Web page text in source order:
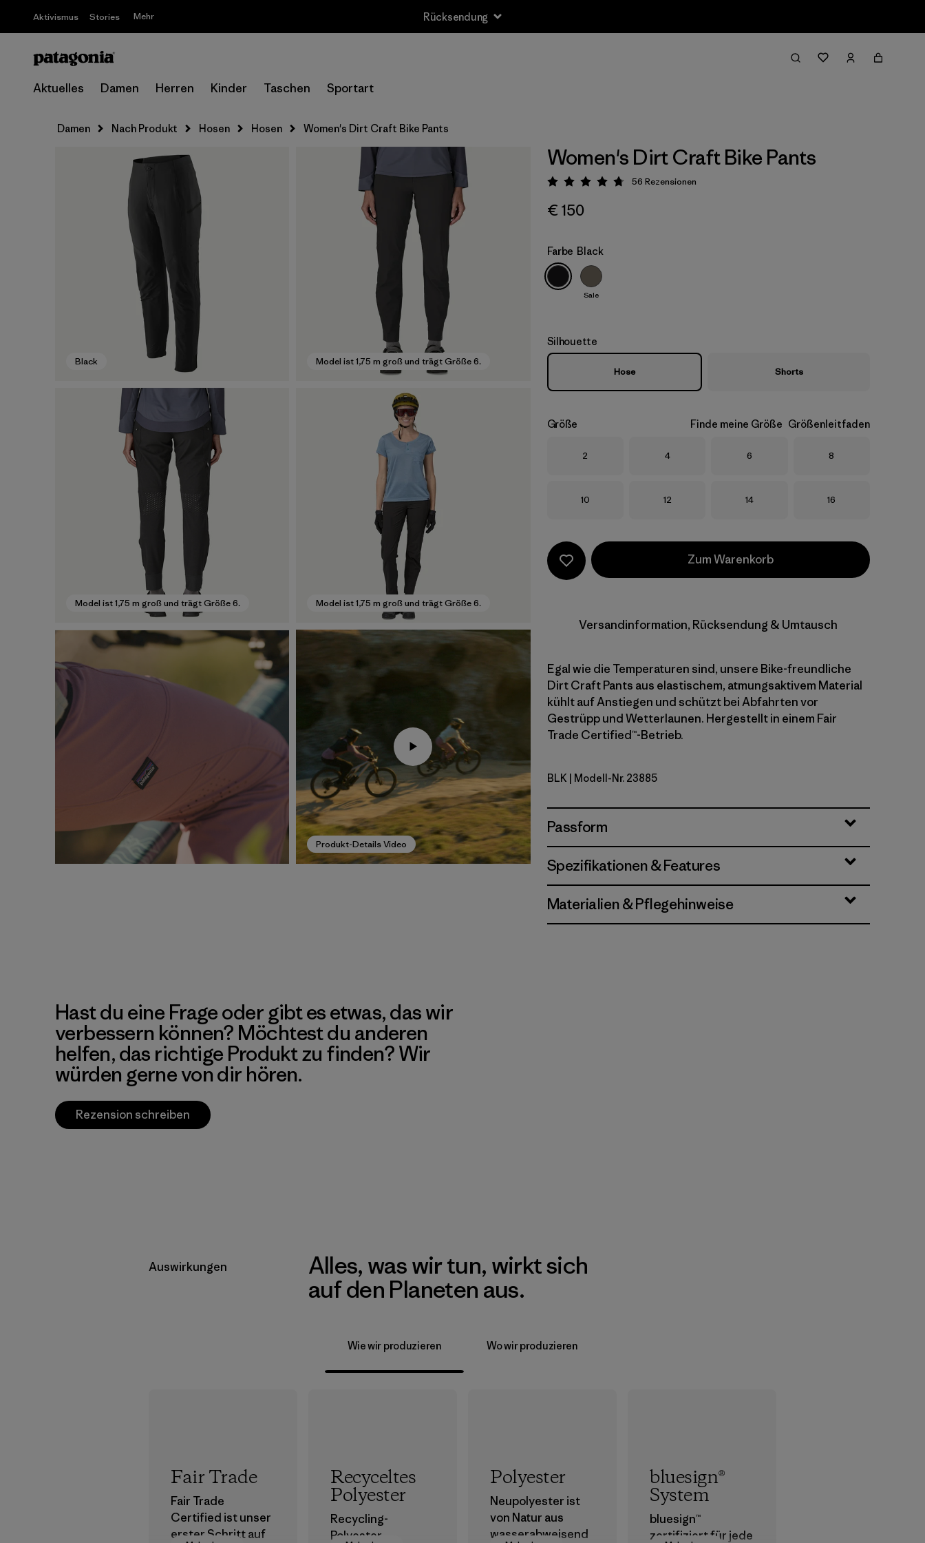
Aktivismus Stories Mehr Rücksendung
Aktuelles Damen Herren Kinder Taschen Sportart
Damen Nach Produkt Hosen Hosen Women's Dirt Craft Bike Pants
Black Model ist 1,75 m groß und trägt Größe 6.
Model ist 1,75 m groß und trägt Größe 6. Model ist 1,75 m groß und trägt Größe 6.
Produkt-Details Video
Women's Dirt Craft Bike Pants
Bewertung: 4.8 / 5
56 Rezensionen
€ 150
Farbe Black
Sale
Silhouette
Hose Shorts
Größe Finde meine Größe Größenleitfaden
Größe
2 Größe
4 Größe
6 Größe
8
Größe
10 Größe
12 Größe
14 Größe
16
Zum Warenkorb
Versandinformation, Rücksendung & Umtausch
Egal wie die Temperaturen sind, unsere Bike-freundliche
Dirt Craft Pants aus elastischem, atmungsaktivem Material
kühlt auf Anstiegen und schützt bei Abfahrten vor
Gestrüpp und Wetterlaunen. Hergestellt in einem Fair
Trade Certified™-Betrieb.
Black
BLK | Modell-Nr. 23885
Passform
Spezifikationen & Features
Materialien & Pflegehinweise
Hast du eine Frage oder gibt es etwas, das wir
verbessern können? Möchtest du anderen
helfen, das richtige Produkt zu finden? Wir
würden gerne von dir hören.
Rezension schreiben
Auswirkungen
Alles, was wir tun, wirkt sich
auf den Planeten aus.
Wie wir produzieren Wo wir produzieren
Fair Trade
Fair Trade
Certified ist unser
erster Schritt auf
Recyceltes
Polyester
Recycling-
Polyester
Polyester
Neupolyester ist
von Natur aus
wasserabweisend
bluesign®
System
bluesign™
zertifiziert für jede